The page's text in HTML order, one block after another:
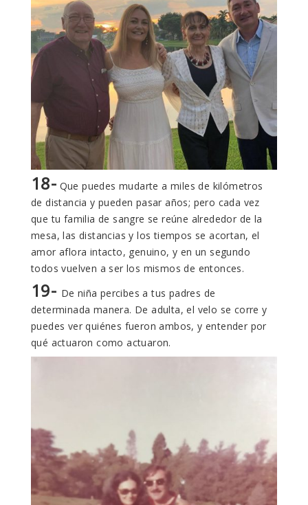
18- Que puedes mudarte a miles de kilómetros
de distancia y pueden pasar años; pero cada vez
que tu familia de sangre se reúne alrededor de la
mesa, las distancias y los tiempos se acortan, el
amor aflora intacto, genuino, y en un segundo
todos vuelven a ser los mismos de entonces.
19- De niña percibes a tus padres de
determinada manera. De adulta, el velo se corre y
puedes ver quiénes fueron ambos, y entender por
qué actuaron como actuaron.